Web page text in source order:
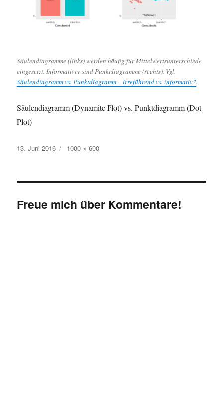
Säulendiagramme (links) werden häufig für Mittelwertsunterschiede
eingesetzt. Informativer sind Punktdiagramme (rechts). Vgl.
Säulendiagramm vs. Punktdiagramm – irreführend vs. informativ?.
Säulendiagramm (Dynamite Plot) vs. Punktdiagramm (Dot
Plot)
Veröffentlicht
13. Juni 2016 Originalgröße
1000 × 600
Freue mich über Kommentare!